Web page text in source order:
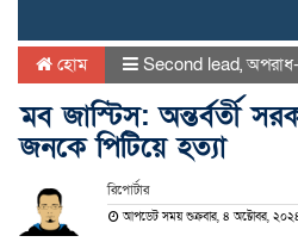
হোম Second lead,
মব জাস্টিস: অন্তর্বর্তী
জনকে পিটিয়ে হত্যা
রিপোর্টার
আপডেট সময় শুক্রবার, ৪ অক্টোবর,